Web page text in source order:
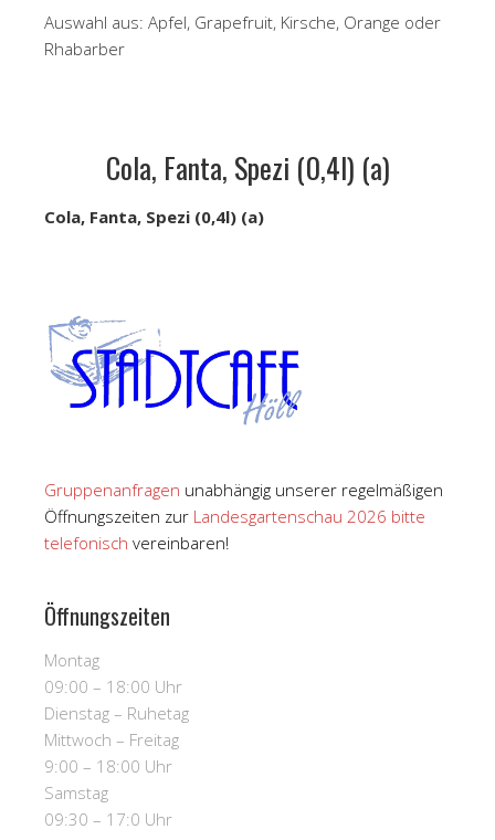
Auswahl aus: Apfel, Grapefruit, Kirsche, Orange oder
Rhabarber
Cola, Fanta, Spezi (0,4l) (a)
Cola, Fanta, Spezi (0,4l) (a)
Gruppenanfragen unabhängig unserer regelmäßigen
Öffnungszeiten zur Landesgartenschau 2026 bitte
telefonisch vereinbaren!
Öffnungszeiten
Montag
09:00 – 18:00 Uhr
Dienstag – Ruhetag
Mittwoch – Freitag
9:00 – 18:00 Uhr
Samstag
09:30 – 17:0 Uhr